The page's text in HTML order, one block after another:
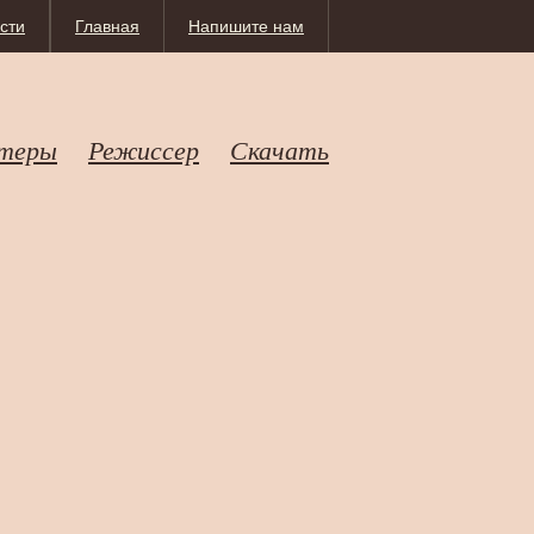
Напишите нам
Главная
Режиссер Скачать